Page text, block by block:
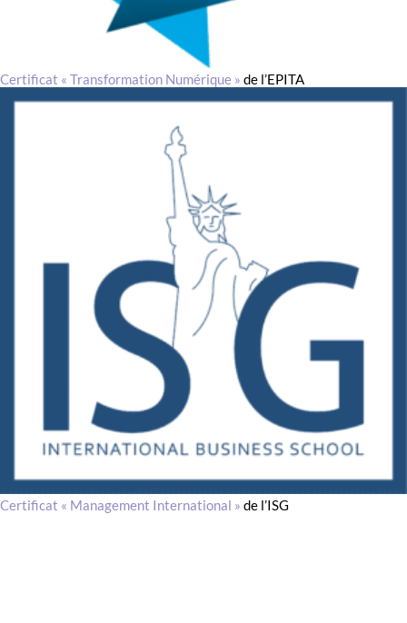
Certificat « Transformation Numérique » de l’EPITA
Certificat « Management International » de l’ISG